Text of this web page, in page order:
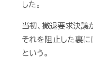
した。
当初、撤退要求決議
それを阻止した裏に
という。